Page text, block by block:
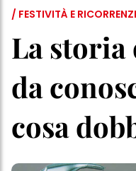
/ FESTIVITÀ E
La storia
da
cosa